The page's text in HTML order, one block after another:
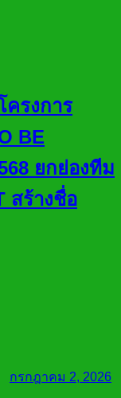
รงการ
BE
ยกย่องทีม
สร้างชื่อ
กรกฎาคม 2, 2026